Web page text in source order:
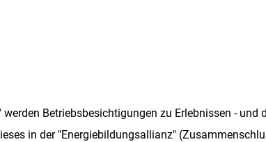
Betriebsbesichtigungen zu Erlebnissen -
in der "Energiebildungsallianz"